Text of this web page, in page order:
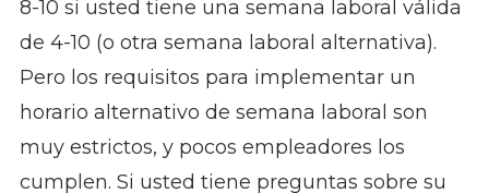
8-10 si usted tiene una semana laboral válida
de 4-10 (o otra semana laboral alternativa).
Pero los requisitos para implementar un
horario alternativo de semana laboral son
muy estrictos, y pocos empleadores los
cumplen. Si usted tiene preguntas sobre su